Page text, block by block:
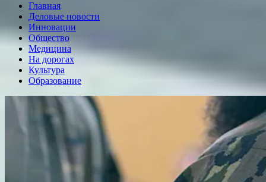
Главная
Деловые новости
Инновации
Общество
Медицина
На дорогах
Культура
Образование